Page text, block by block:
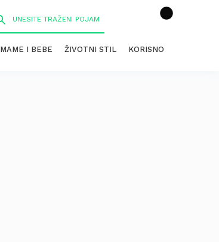
MAME I BEBE ŽIVOTNI STIL KORISNO